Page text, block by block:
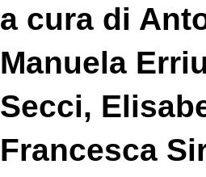
a cura di
Manuela
Secci,
Francesca